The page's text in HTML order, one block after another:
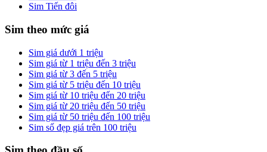
Sim Tiến đôi
Sim theo mức giá
Sim giá dưới 1 triệu
Sim giá từ 1 triệu đến 3 triệu
Sim giá từ 3 đến 5 triệu
Sim giá từ 5 triệu đến 10 triệu
Sim giá từ 10 triệu đến 20 triệu
Sim giá từ 20 triệu đến 50 triệu
Sim giá từ 50 triệu đến 100 triệu
Sim số đẹp giá trên 100 triệu